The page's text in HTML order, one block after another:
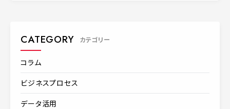
CATEGORY カテゴリー
コラム
ビジネスプロセス
データ活用